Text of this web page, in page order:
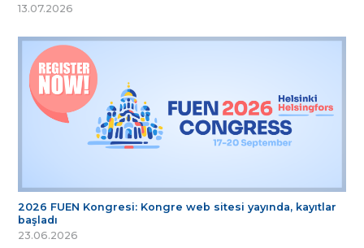
13.07.2026
2026 FUEN Kongresi: Kongre web sitesi yayında, kayıtlar
başladı
23.06.2026